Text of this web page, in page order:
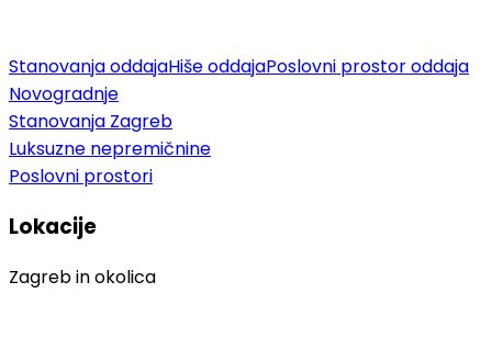
Stanovanja oddajaHiše oddajaPoslovni prostor oddaja
Novogradnje
Stanovanja Zagreb
Luksuzne nepremičnine
Poslovni prostori
Lokacije
Zagreb in okolica